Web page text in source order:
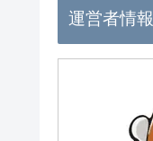
運営者情報